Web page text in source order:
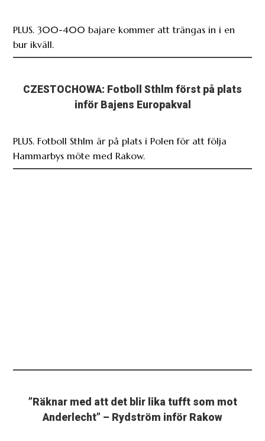
PLUS. 300-400 bajare kommer att trängas in i en
bur ikväll.
CZESTOCHOWA: Fotboll Sthlm först på plats
inför Bajens Europakval
PLUS. Fotboll Sthlm är på plats i Polen för att följa
Hammarbys möte med Rakow.
”Räknar med att det blir lika tufft som mot
Anderlecht” – Rydström inför Rakow